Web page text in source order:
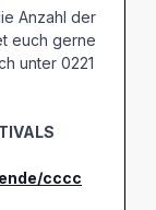
Anzahl der
euch gerne
unter 0221
cccc